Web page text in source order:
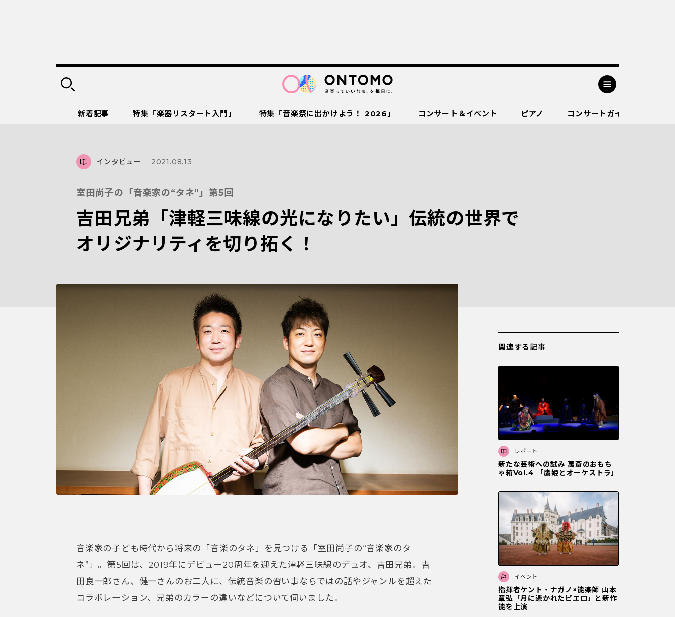
新着記事 特集「楽器リスタート入門」 特集「音楽祭に出かけよう！ 2026」 コンサート＆イベント ピアノ コンサートガイド
インタビュー 2021.08.13
室田尚子の「音楽家の“タネ”」第5回
吉田兄弟「津軽三味線の光になりたい」伝統の世界で
オリジナリティを切り拓く！
音楽家の子ども時代から将来の「音楽のタネ」を見つける「室田尚子の“音楽家のタ
ネ”」。第5回は、2019年にデビュー20周年を迎えた津軽三味線のデュオ、吉田兄弟。吉
田良一郎さん、健一さんのお二人に、伝統音楽の習い事ならではの話やジャンルを超えた
コラボレーション、兄弟のカラーの違いなどについて伺いました。
関連する記事
レポート
新たな芸術への試み 萬斎のおもち
ゃ箱Vol.4 「鷹姫とオーケストラ」
イベント
指揮者ケント・ナガノ×能楽師 山本
章弘「月に憑かれたピエロ」と新作
能を上演